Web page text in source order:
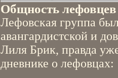
Общность лефовцев
Лефовская группа
авангардистской и
Лиля Брик, правда
дневнике о лефовцах: